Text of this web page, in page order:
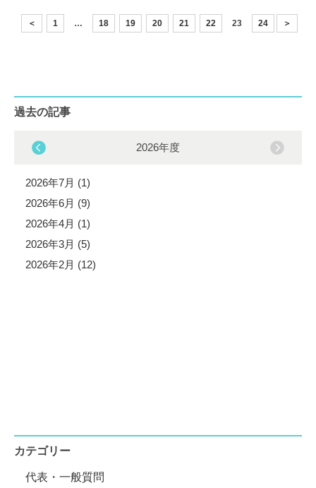
＜ 1 … 18 19 20 21 22 23 24 ＞
過去の記事
2026年度
2026年7月 (1)
2026年6月 (9)
2026年4月 (1)
2026年3月 (5)
2026年2月 (12)
カテゴリー
代表・一般質問